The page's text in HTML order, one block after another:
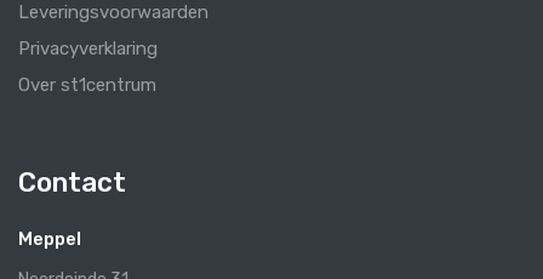
Leveringsvoorwaarden
Privacyverklaring
Over st1centrum
Contact
Meppel